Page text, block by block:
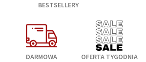
BESTSELLERY
DARMOWA
OFERTA TYGODNIA